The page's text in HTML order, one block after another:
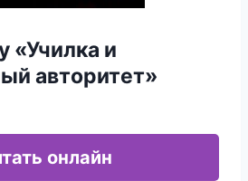
«Училка и
авторитет»
онлайн